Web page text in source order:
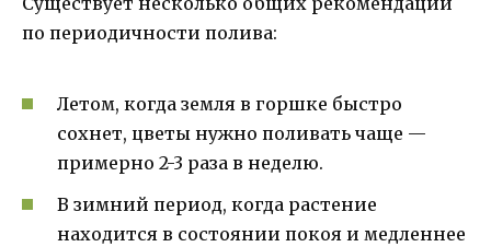
по периодичности полива:
Летом, когда земля в горшке быстро
сохнет, цветы нужно поливать чаще —
примерно 2-3 раза в неделю.
В зимний период, когда растение
находится в состоянии покоя и медленнее